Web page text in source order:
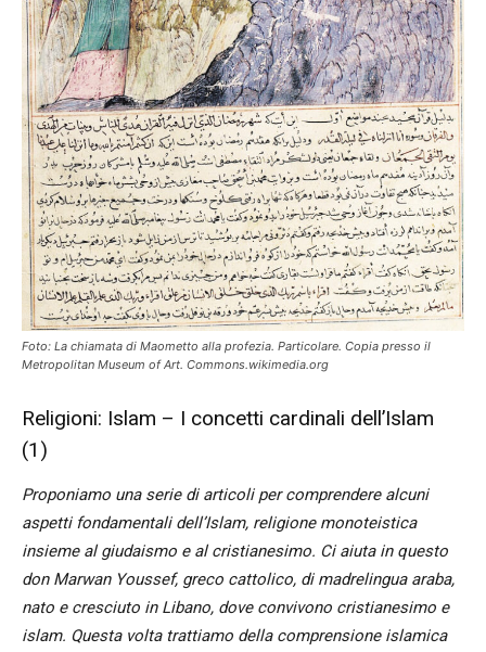
Foto: La chiamata di Maometto alla profezia. Particolare. Copia presso il
Metropolitan Museum of Art. Commons.wikimedia.org
Religioni: Islam – I concetti cardinali dell’Islam
(1)
Proponiamo una serie di articoli per comprendere alcuni
aspetti fondamentali dell’Islam, religione monoteistica
insieme al giudaismo e al cristianesimo. Ci aiuta in questo
don Marwan Youssef, greco cattolico, di madrelingua araba,
nato e cresciuto in Libano, dove convivono cristianesimo e
islam. Questa volta trattiamo della comprensione islamica